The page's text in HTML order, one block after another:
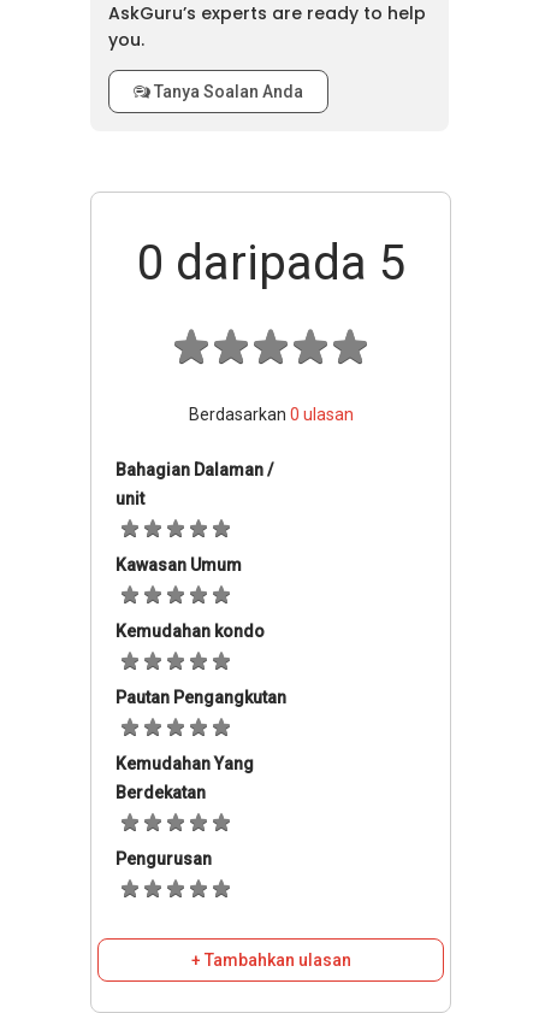
AskGuru’s experts are ready to help
you.
Tanya Soalan Anda
0 daripada 5
Berdasarkan 0 ulasan
Bahagian Dalaman /
unit
Kawasan Umum
Kemudahan kondo
Pautan Pengangkutan
Kemudahan Yang
Berdekatan
Pengurusan
+ Tambahkan ulasan